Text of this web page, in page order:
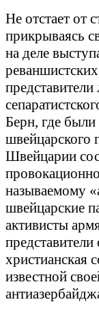
Не отстает от
прикрываясь
на деле
Берн, где
швейцарского
Швейцарии
называемому
швейцарские
активисты
христианская
известной